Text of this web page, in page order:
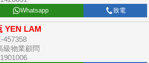
Whatsapp 致電
YEN LAM
457358
級物業顧問